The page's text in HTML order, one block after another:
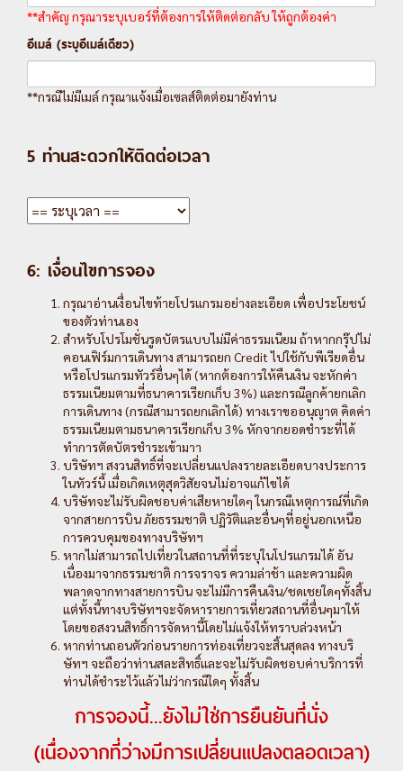
**สำคัญ กรุณาระบุเบอร์ที่ต้องการให้ติดต่อกลับ ให้ถูกต้องค่า
อีเมล์ (ระบุอีเมล์เดียว)
**กรณีไม่มีเมล์ กรุณาแจ้งเมื่อเซลส์ติดต่อมายังท่าน
5 ท่านสะดวกให้ติดต่อเวลา
6: เงื่อนไขการจอง
กรุณาอ่านเงื่อนไขท้ายโปรแกรมอย่างละเอียด เพื่อประโยชน์
ของตัวท่านเอง
สำหรับโปรโมชั่นรูดบัตรแบบไม่มีค่าธรรมเนียม ถ้าหากกรุ๊ปไม่
คอนเฟิร์มการเดินทาง สามารถยก Credit ไปใช้กับพีเรียดอื่น
หรือโปรแกรมทัวร์อื่นๆได้ (หากต้องการให้คืนเงิน จะหักค่า
ธรรมเนียมตามที่ธนาคารเรียกเก็บ 3%) และกรณีลูกค้ายกเลิก
การเดินทาง (กรณีสามารถยกเลิกได้) ทางเราขออนุญาต คิดค่า
ธรรมเนียมตามธนาคารเรียกเก็บ 3% หักจากยอดชำระที่ได้
ทำการตัดบัตรชำระเข้ามาา
บริษัทฯ สงวนสิทธิ์ที่จะเปลี่ยนแปลงรายละเอียดบางประการ
ในทัวร์นี้ เมื่อเกิดเหตุสุดวิสัยจนไม่อาจแก้ไขได้
บริษัทจะไม่รับผิดชอบค่าเสียหายใดๆ ในกรณีเหตุการณ์ที่เกิด
จากสายการบิน ภัยธรรมชาติ ปฏิวัติและอื่นๆที่อยู่นอกเหนือ
การควบคุมของทางบริษัทฯ
หากไม่สามารถไปเที่ยวในสถานที่ที่ระบุในโปรแกรมได้ อัน
เนื่องมาจากธรรมชาติ การจราจร ความล่าช้า และความผิด
พลาดจากทางสายการบิน จะไม่มีการคืนเงิน/ชดเชยใดๆทั้งสิ้น
แต่ทั้งนี้ทางบริษัทฯจะจัดหารายการเที่ยวสถานที่อื่นๆมาให้
โดยขอสงวนสิทธิ์การจัดหานี้โดยไม่แจ้งให้ทราบล่วงหน้า
หากท่านถอนตัวก่อนรายการท่องเที่ยวจะสิ้นสุดลง ทางบริ
ษัทฯ จะถือว่าท่านสละสิทธิ์และจะไม่รับผิดชอบค่าบริการที่
ท่านได้ชำระไว้แล้วไม่ว่ากรณีใดๆ ทั้งสิ้น
การจองนี้...ยังไม่ใช่การยืนยันที่นั่ง
(เนื่องจากที่ว่างมีการเปลี่ยนแปลงตลอดเวลา)